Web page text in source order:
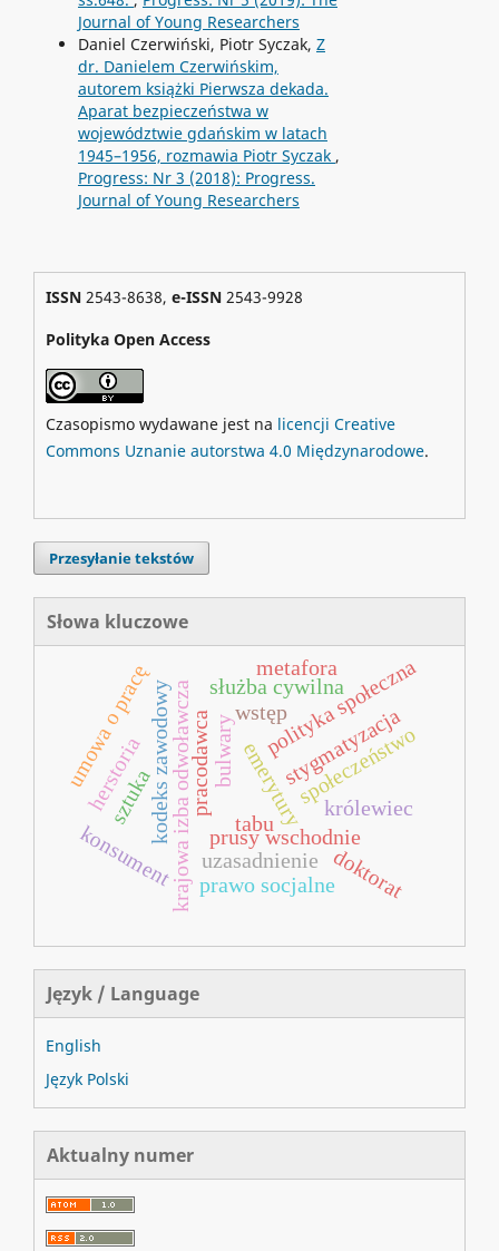
Journal of Young Researchers
Daniel Czerwiński, Piotr Syczak, Z
dr. Danielem Czerwińskim,
autorem książki Pierwsza dekada.
Aparat bezpieczeństwa w
województwie gdańskim w latach
1945–1956, rozmawia Piotr Syczak ,
Progress: Nr 3 (2018): Progress.
Journal of Young Researchers
ISSN2543-8638, e-ISSN 2543-9928
Polityka Open Access
Czasopismo wydawane jest na licencji Creative
Commons Uznanie autorstwa 4.0 Międzynarodowe.
Przesyłanie tekstów
Słowa kluczowe
bulwary
krajowa izba odwoławcza prusy wschodnie
emeryturyspołeczeństwo
kodeks zawodowy
sztuka
polityka społeczna
tabu
stygmatyzacja
umowa o pracę
uzasadnienie
pracodawca
prawo socjalne
królewiec
służba cywilna
konsument
wstęp
herstoria
metafora
doktorat
Język / Language
English
Język Polski
Aktualny numer